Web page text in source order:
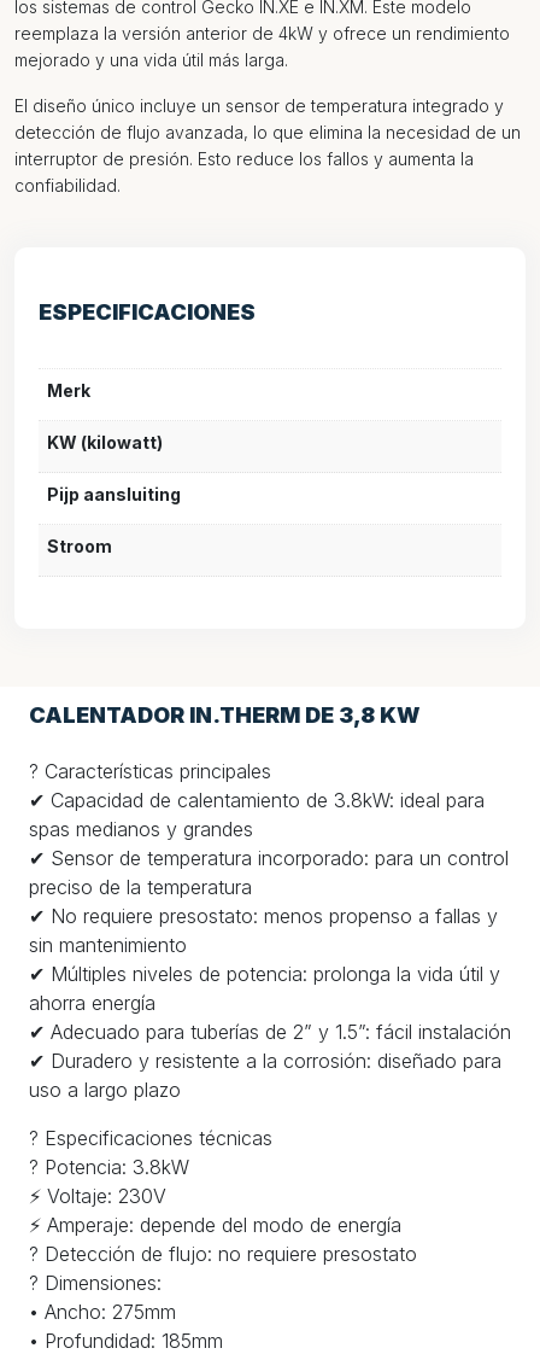
los sistemas de control Gecko IN.XE e IN.XM. Este modelo
reemplaza la versión anterior de 4kW y ofrece un rendimiento
mejorado y una vida útil más larga.
El diseño único incluye un sensor de temperatura integrado y
detección de flujo avanzada, lo que elimina la necesidad de un
interruptor de presión. Esto reduce los fallos y aumenta la
confiabilidad.
ESPECIFICACIONES
Merk
KW (kilowatt)
Pijp aansluiting
Stroom
CALENTADOR IN.THERM DE 3,8 KW
? Características principales
✔ Capacidad de calentamiento de 3.8kW: ideal para
spas medianos y grandes
✔ Sensor de temperatura incorporado: para un control
preciso de la temperatura
✔ No requiere presostato: menos propenso a fallas y
sin mantenimiento
✔ Múltiples niveles de potencia: prolonga la vida útil y
ahorra energía
✔ Adecuado para tuberías de 2” y 1.5”: fácil instalación
✔ Duradero y resistente a la corrosión: diseñado para
uso a largo plazo
? Especificaciones técnicas
? Potencia: 3.8kW
⚡ Voltaje: 230V
⚡ Amperaje: depende del modo de energía
? Detección de flujo: no requiere presostato
? Dimensiones:
• Ancho: 275mm
• Profundidad: 185mm